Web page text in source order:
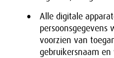
Alle digitale
voorzien van
gebruikersnaam